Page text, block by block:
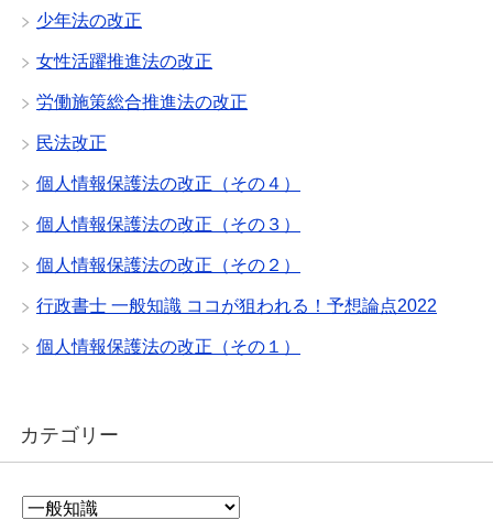
少年法の改正
女性活躍推進法の改正
労働施策総合推進法の改正
民法改正
個人情報保護法の改正（その４）
個人情報保護法の改正（その３）
個人情報保護法の改正（その２）
行政書士 一般知識 ココが狙われる！予想論点2022
個人情報保護法の改正（その１）
カテゴリー
カ